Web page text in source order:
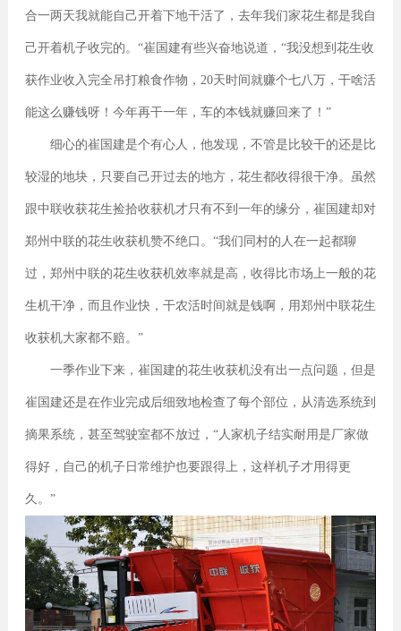
合一两天我就能自己开着下地干活了，去年我们家花生都是我自
己开着机子收完的。“崔国建有些兴奋地说道，“我没想到花生收
获作业收入完全吊打粮食作物，20天时间就赚个七八万，干啥活
能这么赚钱呀！今年再干一年，车的本钱就赚回来了！”
细心的崔国建是个有心人，他发现，不管是比较干的还是比
较湿的地块，只要自己开过去的地方，花生都收得很干净。虽然
跟中联收获花生捡拾收获机才只有不到一年的缘分，崔国建却对
郑州中联的花生收获机赞不绝口。“我们同村的人在一起都聊
过，郑州中联的花生收获机效率就是高，收得比市场上一般的花
生机干净，而且作业快，干农活时间就是钱啊，用郑州中联花生
收获机大家都不赔。”
一季作业下来，崔国建的花生收获机没有出一点问题，但是
崔国建还是在作业完成后细致地检查了每个部位，从清选系统到
摘果系统，甚至驾驶室都不放过，“人家机子结实耐用是厂家做
得好，自己的机子日常维护也要跟得上，这样机子才用得更
久。”